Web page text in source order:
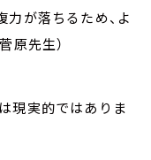
が落ちるため、よ
原先生）
現実的ではありま